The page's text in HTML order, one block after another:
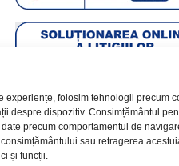
experiențe, folosim tehnologii precum
despre dispozitiv. Consimțământul
precum comportamentul de
sau retragerea
și funcții.